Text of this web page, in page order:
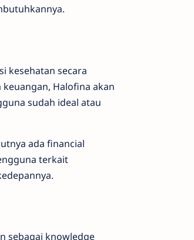
kesehatan secara
Halofina akan
sudah ideal atau
ada financial
terkait
sebagai knowledge